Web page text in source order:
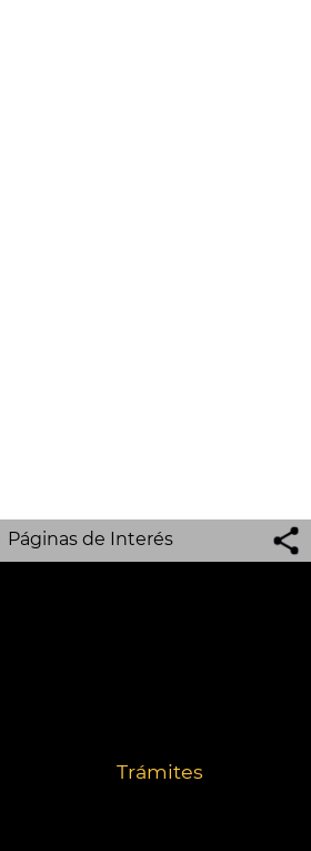
Páginas de Interés
Trámites